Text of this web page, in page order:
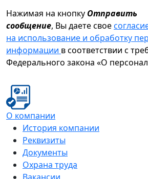
Нажимая на кнопку Отправить
сообщение, Вы даете свое
на использование и обработку
информации в соответствии с
Федерального закона «О
О компании
История компании
Реквизиты
Документы
Охрана труда